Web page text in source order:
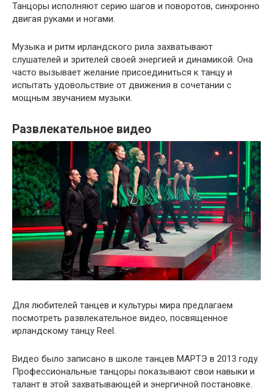
Танцоры исполняют серию шагов и поворотов, синхронно
двигая руками и ногами.
Музыка и ритм ирландского рила захватывают
слушателей и зрителей своей энергией и динамикой. Она
часто вызывает желание присоединиться к танцу и
испытать удовольствие от движения в сочетании с
мощным звучанием музыки.
Развлекательное видео
Для любителей танцев и культуры мира предлагаем
посмотреть развлекательное видео, посвященное
ирландскому танцу Reel.
Видео было записано в школе танцев МАРТЭ в 2013 году.
Профессиональные танцоры показывают свои навыки и
талант в этой захватывающей и энергичной постановке.